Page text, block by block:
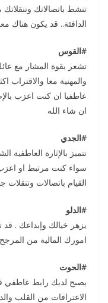
تنشط باتصالاتك
الدافئة.. قد يكون هناك
#القوس
تشعر بقوة المشار مع
والمهنية معا والاقتراب
عاطفيا ان كنت اعزب
ان شاء الله
#الجدي
تتميز بالإثارة
سواء كنت مرتبط او
القيام باتصالات وتنقلات
#الدلو
يزهر خيالك وإبداعك .
امورك المالية من
#الحوت
يصبح لديك رابط عاطفي
الاعترافات من القلب